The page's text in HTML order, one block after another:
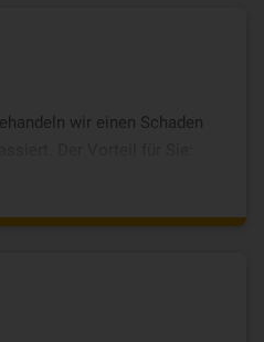
wir einen Schaden